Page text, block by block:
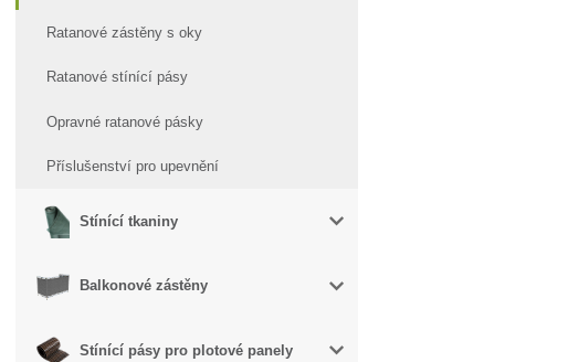
Ratanové zástěny s oky
Ratanové stínící pásy
Opravné ratanové pásky
Příslušenství pro upevnění
Stínící tkaniny
Balkonové zástěny
Stínící pásy pro plotové panely